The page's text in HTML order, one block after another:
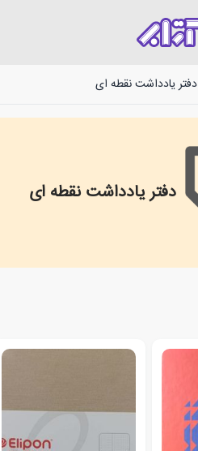
دفتر یادداشت نقطه ای
دفتر یادداشت نقطه ای
Spot Notebook